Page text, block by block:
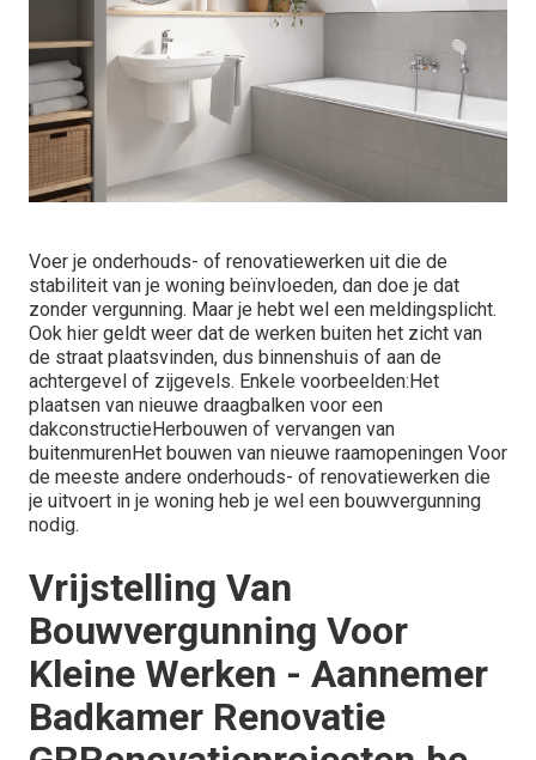
Voer je onderhouds- of renovatiewerken uit die de
stabiliteit van je woning beïnvloeden, dan doe je dat
zonder vergunning. Maar je hebt wel een meldingsplicht.
Ook hier geldt weer dat de werken buiten het zicht van
de straat plaatsvinden, dus binnenshuis of aan de
achtergevel of zijgevels. Enkele voorbeelden:Het
plaatsen van nieuwe draagbalken voor een
dakconstructieHerbouwen of vervangen van
buitenmurenHet bouwen van nieuwe raamopeningen Voor
de meeste andere onderhouds- of renovatiewerken die
je uitvoert in je woning heb je wel een bouwvergunning
nodig.
Vrijstelling Van
Bouwvergunning Voor
Kleine Werken - Aannemer
Badkamer Renovatie